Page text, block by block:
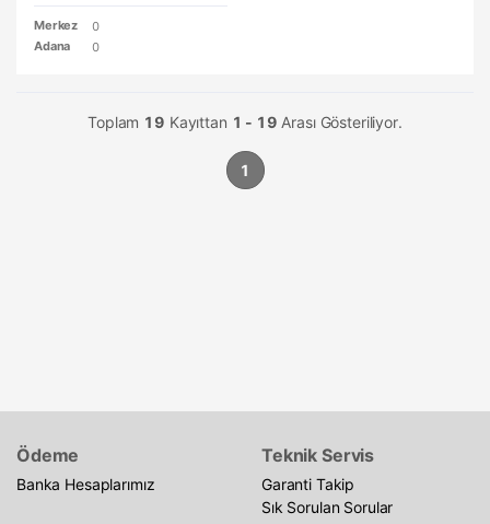
Merkez
0
Adana
0
Toplam 19 Kayıttan 1 - 19 Arası Gösteriliyor.
1
Ödeme
Banka Hesaplarımız
Teknik Servis
Garanti Takip
Sık Sorulan Sorular